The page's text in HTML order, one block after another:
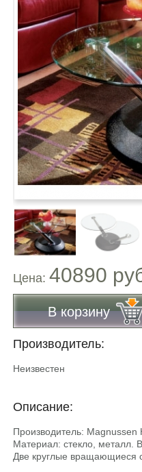
Цена: 40890
В корзину
Производитель:
Неизвестен
Описание:
Производитель:
Материал: стекло,
Две круглые вращающиеся